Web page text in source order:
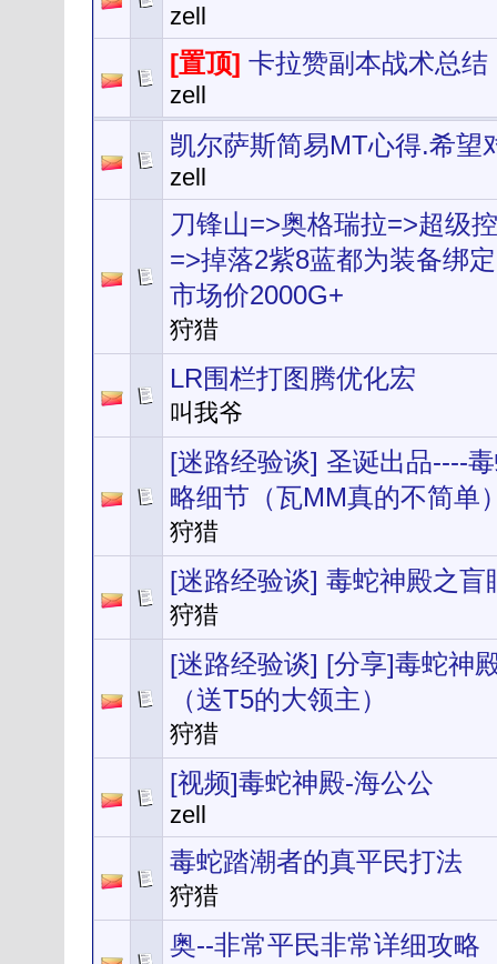
zell
[置顶] 卡拉赞副本战术总结
zell
凯尔萨斯简易MT心得.希望
zell
刀锋山=>奥格瑞拉=>超级
=>掉落2紫8蓝都为装备绑
市场价2000G+
狩猎
LR围栏打图腾优化宏
叫我爷
[迷路经验谈] 圣诞出品----
略细节（瓦MM真的不简单
狩猎
[迷路经验谈] 毒蛇神殿之盲
狩猎
[迷路经验谈] [分享]毒蛇神
（送T5的大领主）
狩猎
[视频]毒蛇神殿-海公公
zell
毒蛇踏潮者的真平民打法
狩猎
奥--非常平民非常详细攻略